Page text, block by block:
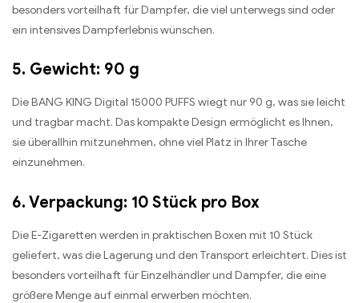
besonders vorteilhaft für Dampfer, die viel unterwegs sind oder
ein intensives Dampferlebnis wünschen.
5. Gewicht: 90 g
Die BANG KING Digital 15000 PUFFS wiegt nur 90 g, was sie leicht
und tragbar macht. Das kompakte Design ermöglicht es Ihnen,
sie überallhin mitzunehmen, ohne viel Platz in Ihrer Tasche
einzunehmen.
6. Verpackung: 10 Stück pro Box
Die E-Zigaretten werden in praktischen Boxen mit 10 Stück
geliefert, was die Lagerung und den Transport erleichtert. Dies ist
besonders vorteilhaft für Einzelhändler und Dampfer, die eine
größere Menge auf einmal erwerben möchten.